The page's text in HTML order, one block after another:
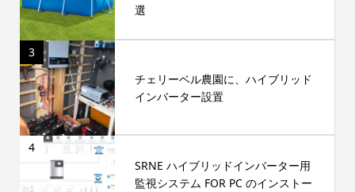
選
3
チェリーベル農園に、ハイブリッド
インバーター設置
4
SRNE ハイブリッドインバーター用
監視システム FOR PC のインストー